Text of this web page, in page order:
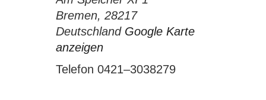
Bremen, 28217
Deutschland Google Karte
anzeigen
Telefon 0421–3038279